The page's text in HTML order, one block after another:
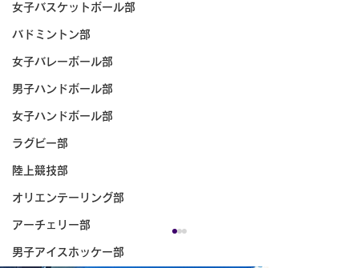
女子バスケットボール部
バドミントン部
女子バレーボール部
男子ハンドボール部
女子ハンドボール部
ラグビー部
陸上競技部
オリエンテーリング部
アーチェリー部
男子アイスホッケー部